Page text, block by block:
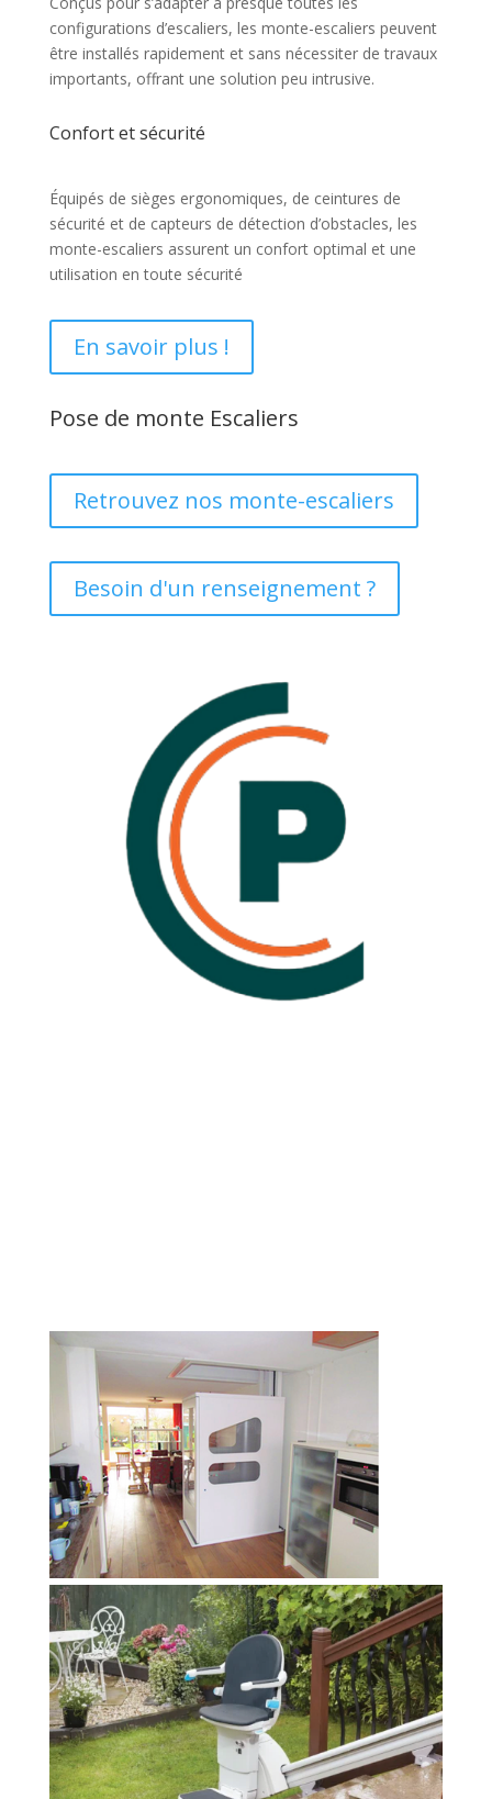
configurations d’escaliers, les monte-escaliers peuvent
être installés rapidement et sans nécessiter de travaux
importants, offrant une solution peu intrusive.
Confort et sécurité
Équipés de sièges ergonomiques, de ceintures de
sécurité et de capteurs de détection d’obstacles, les
monte-escaliers assurent un confort optimal et une
utilisation en toute sécurité
En savoir plus !
Pose de monte Escaliers
Retrouvez nos monte-escaliers
Besoin d'un renseignement ?